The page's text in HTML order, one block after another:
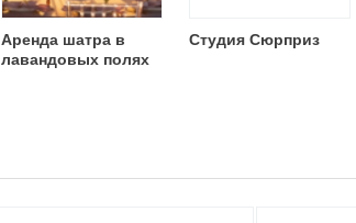
Аренда шатра в
лавандовых полях
Студия Сюрприз